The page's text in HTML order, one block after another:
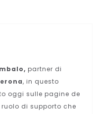
partner di
, in questo
oggi sulle pagine de
di supporto che